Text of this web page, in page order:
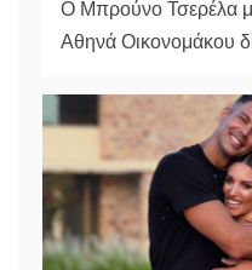
Ο Μπρούνο Τσερέλα
Αθηνά Οικονομάκου